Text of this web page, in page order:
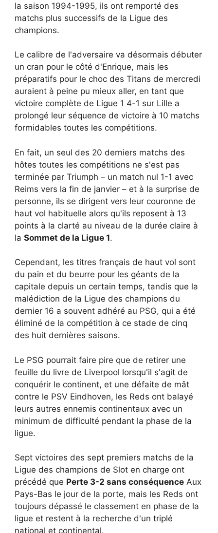
la saison 1994-1995, ils ont remporté des
matchs plus successifs de la Ligue des
champions.
Le calibre de l'adversaire va désormais débuter
un cran pour le côté d'Enrique, mais les
préparatifs pour le choc des Titans de mercredi
auraient à peine pu mieux aller, en tant que
victoire complète de Ligue 1 4-1 sur Lille a
prolongé leur séquence de victoire à 10 matchs
formidables toutes les compétitions.
En fait, un seul des 20 derniers matchs des
hôtes toutes les compétitions ne s'est pas
terminée par Triumph – un match nul 1-1 avec
Reims vers la fin de janvier – et à la surprise de
personne, ils se dirigent vers leur couronne de
haut vol habituelle alors qu'ils reposent à 13
points à la clarté au niveau de la durée claire à
la Sommet de la Ligue 1.
Cependant, les titres français de haut vol sont
du pain et du beurre pour les géants de la
capitale depuis un certain temps, tandis que la
malédiction de la Ligue des champions du
dernier 16 a souvent adhéré au PSG, qui a été
éliminé de la compétition à ce stade de cinq
des huit dernières saisons.
Le PSG pourrait faire pire que de retirer une
feuille du livre de Liverpool lorsqu'il s'agit de
conquérir le continent, et une défaite de mât
contre le PSV Eindhoven, les Reds ont balayé
leurs autres ennemis continentaux avec un
minimum de difficulté pendant la phase de la
ligue.
Sept victoires des sept premiers matchs de la
Ligue des champions de Slot en charge ont
précédé que Perte 3-2 sans conséquence Aux
Pays-Bas le jour de la porte, mais les Reds ont
toujours dépassé le classement en phase de la
ligue et restent à la recherche d'un triplé
national et continental.